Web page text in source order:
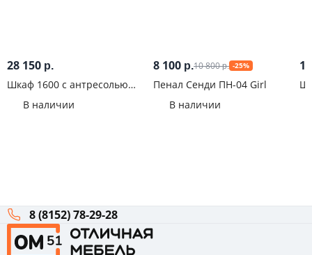
28 150 р.
Шкаф 1600 с антресолью
В наличии
8 100 р.10 800р. -25%
Пенал Сенди ПН-04 Girl
В наличии
8 (8152) 78-29-28